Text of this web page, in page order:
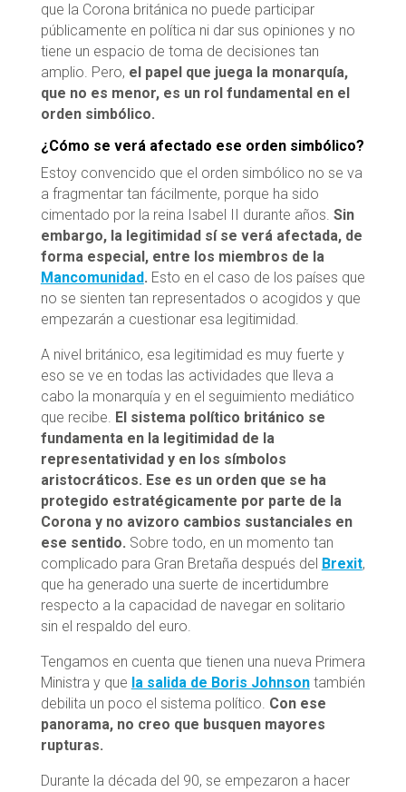
que la Corona británica no puede participar
públicamente en política ni dar sus opiniones y no
tiene un espacio de toma de decisiones tan
amplio. Pero, el papel que juega la monarquía,
que no es menor, es un rol fundamental en el
orden simbólico.
¿Cómo se verá afectado ese orden simbólico?
Estoy convencido que el orden simbólico no se va
a fragmentar tan fácilmente, porque ha sido
cimentado por la reina Isabel II durante años. Sin
embargo, la legitimidad sí se verá afectada, de
forma especial, entre los miembros de la
Mancomunidad. Esto en el caso de los países que
no se sienten tan representados o acogidos y que
empezarán a cuestionar esa legitimidad.
A nivel británico, esa legitimidad es muy fuerte y
eso se ve en todas las actividades que lleva a
cabo la monarquía y en el seguimiento mediático
que recibe. El sistema político británico se
fundamenta en la legitimidad de la
representatividad y en los símbolos
aristocráticos. Ese es un orden que se ha
protegido estratégicamente por parte de la
Corona y no avizoro cambios sustanciales en
ese sentido. Sobre todo, en un momento tan
complicado para Gran Bretaña después del Brexit,
que ha generado una suerte de incertidumbre
respecto a la capacidad de navegar en solitario
sin el respaldo del euro.
Tengamos en cuenta que tienen una nueva Primera
Ministra y que la salida de Boris Johnsontambién
debilita un poco el sistema político. Con ese
panorama, no creo que busquen mayores
rupturas.
Durante la década del 90, se empezaron a hacer